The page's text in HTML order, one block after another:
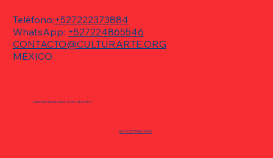
Teléfono:+527222373884
WhatsApp: +527224865546
CONTACTO@CULTURARTE.ORG
MÉXICO
Derechos Reservados 2026 CulturArte ®
AVISO DE PRIVACIDAD